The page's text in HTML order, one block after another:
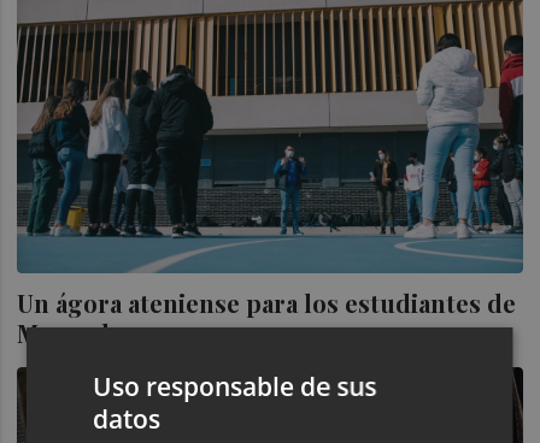
Un ágora ateniense para los estudiantes de
Moncada
Uso responsable de sus
datos